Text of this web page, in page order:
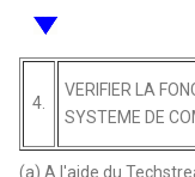
4.
VERIFIER LA
SYSTEME DE
(a) A l'aide du